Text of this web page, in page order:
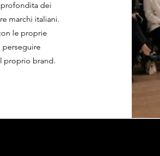
dei
marchi italiani.
le proprie
proprio brand.